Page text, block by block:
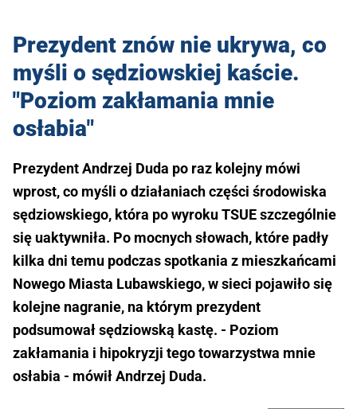
Prezydent znów nie ukrywa, co
myśli o sędziowskiej kaście.
"Poziom zakłamania mnie
osłabia"
Prezydent Andrzej Duda po raz kolejny mówi
wprost, co myśli o działaniach części środowiska
sędziowskiego, która po wyroku TSUE szczególnie
się uaktywniła. Po mocnych słowach, które padły
kilka dni temu podczas spotkania z mieszkańcami
Nowego Miasta Lubawskiego, w sieci pojawiło się
kolejne nagranie, na którym prezydent
podsumował sędziowską kastę. - Poziom
zakłamania i hipokryzji tego towarzystwa mnie
osłabia - mówił Andrzej Duda.